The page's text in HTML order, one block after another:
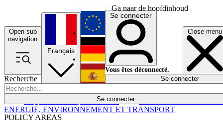
Ga naar de hoofdinhoud
Open sub
navigation
Close menu
Recherche
Se connecter
POLICY AREAS
Économie
Français
English
Deutsch
Español
Se connecter
Vous êtes déconnecté.
Se connecter
ENERGIE, ENVIRONNEMENT ET TRANSPORT